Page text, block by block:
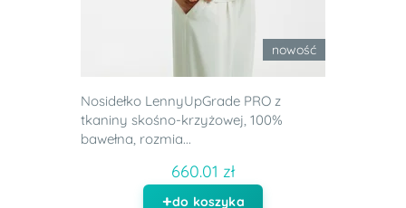
nowość
Nosidełko LennyUpGrade PRO z
tkaniny skośno-krzyżowej, 100%
bawełna, rozmia...
660.01 zł
do koszyka